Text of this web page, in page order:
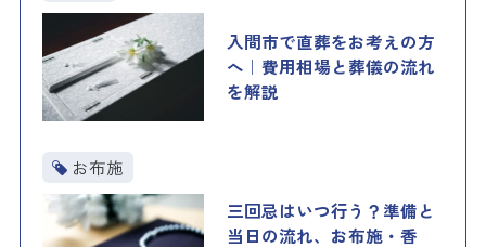
入間市で直葬をお考えの方
へ｜費用相場と葬儀の流れ
を解説
お布施
三回忌はいつ行う？準備と
当日の流れ、お布施・香